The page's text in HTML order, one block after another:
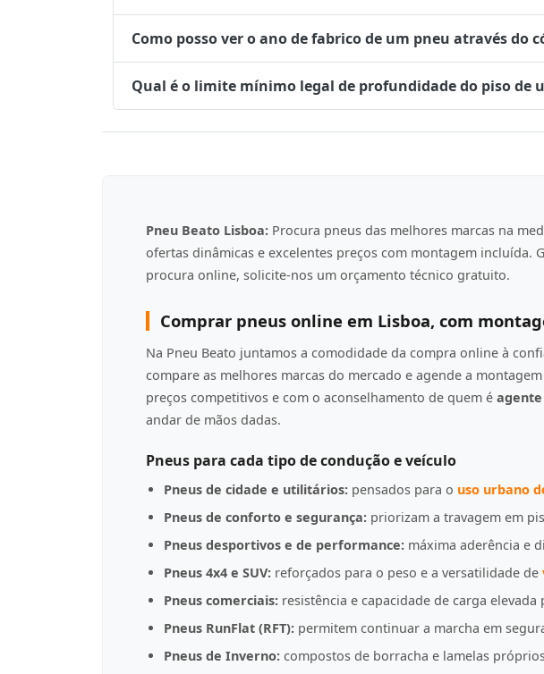
Como posso ver o ano de fabrico de um pneu através do
Qual é o limite mínimo legal de profundidade do piso de
Pneu Beato Lisboa: Procura pneus das melhores marcas na
ofertas dinâmicas e excelentes preços com montagem
procura online, solicite-nos um orçamento técnico gratuito.
Comprar pneus online em Lisboa, com
Na Pneu Beato juntamos a comodidade da compra online à
compare as melhores marcas do mercado e agende a
preços competitivos e com o aconselhamento de quem é
andar de mãos dadas.
Pneus para cada tipo de condução e veículo
Pneus de cidade e utilitários: pensados para o uso urbano
Pneus de conforto e segurança: priorizam a travagem em
Pneus desportivos e de performance: máxima aderência e
Pneus 4x4 e SUV: reforçados para o peso e a versatilidade de
Pneus comerciais: resistência e capacidade de carga elevada
Pneus RunFlat (RFT): permitem continuar a marcha em
Pneus de Inverno: compostos de borracha e lamelas